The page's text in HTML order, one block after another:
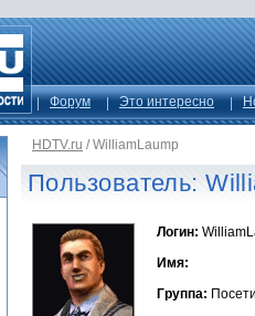
Форум Это интересно
HDTV.ru / WilliamLaump
Пользователь:
Логин:
Имя:
Группа: